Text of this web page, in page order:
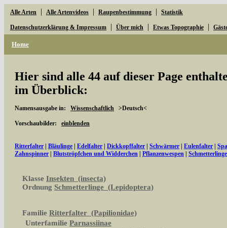
Alle Arten | Alle Artenvideos | Raupenbestimmung | Statistik
Datenschutzerklärung & Impressum | Über mich | Etwas Topographie |
Home
Hier sind alle 44 auf dieser Page
im Überblick:
Namensausgabe in: Wissenschaftlich >Deutsch<
Vorschaubilder: einblenden
Ritterfalter Bläulinge Edelfalter Dickkopffalter Schwärmer Eulenfalter
Zahnspinner
Blutströpfchen und Widderchen Pflanzenwespen
Klasse Insekten (insecta)
Ordnung Schmetterlinge (Lepidoptera)
Familie Ritterfalter (Papilionidae)
Unterfamilie Parnassiinae